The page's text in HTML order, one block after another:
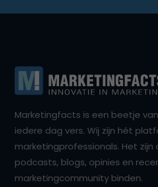
Marketingfacts is een beetje
iedere dag vers. Wij zijn hét
marketingprofessionals. Het zijn
podcasts, blogs, opinies en
marketingcommunity binden.